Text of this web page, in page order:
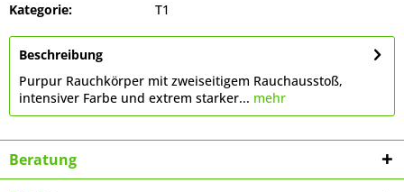
Kategorie:
T1
Beschreibung
Purpur Rauchkörper mit zweiseitigem Rauchausstoß,
intensiver Farbe und extrem starker... mehr
Beratung